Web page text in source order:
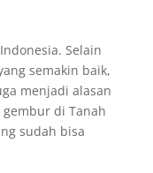
Selain
semakin baik,
menjadi alasan
di Tanah
sudah bisa